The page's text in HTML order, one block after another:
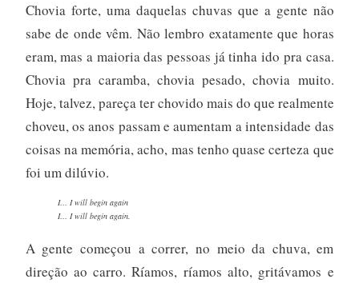
Chovia forte, uma daquelas chuvas que a gente não
sabe de onde vêm. Não lembro exatamente que horas
eram, mas a maioria das pessoas já tinha ido pra casa.
Chovia pra caramba, chovia pesado, chovia muito.
Hoje, talvez, pareça ter chovido mais do que realmente
choveu, os anos passam e aumentam a intensidade das
coisas na memória, acho, mas tenho quase certeza que
foi um dilúvio.
I… I will begin again
I… I will begin again.
A gente começou a correr, no meio da chuva, em
direção ao carro. Ríamos, ríamos alto, gritávamos e